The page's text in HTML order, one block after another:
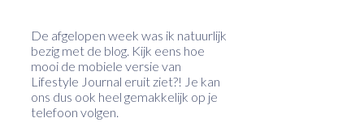
De afgelopen week was ik natuurlijk
bezig met de blog. Kijk eens hoe
mooi de mobiele versie van
Lifestyle Journal eruit ziet?! Je kan
ons dus ook heel gemakkelijk op je
telefoon volgen.